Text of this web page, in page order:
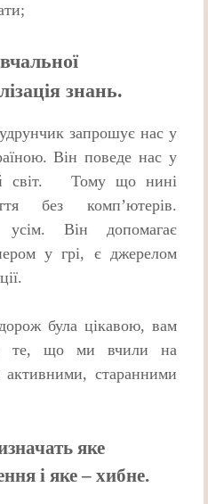
знань.
запрошує нас у
Він поведе нас у
світ. Тому що нині
без комп’ютерів.
Він допомагає
у грі, є джерелом
була цікавою, вам
те, що ми вчили на
старанними
яке
і яке – хибне.